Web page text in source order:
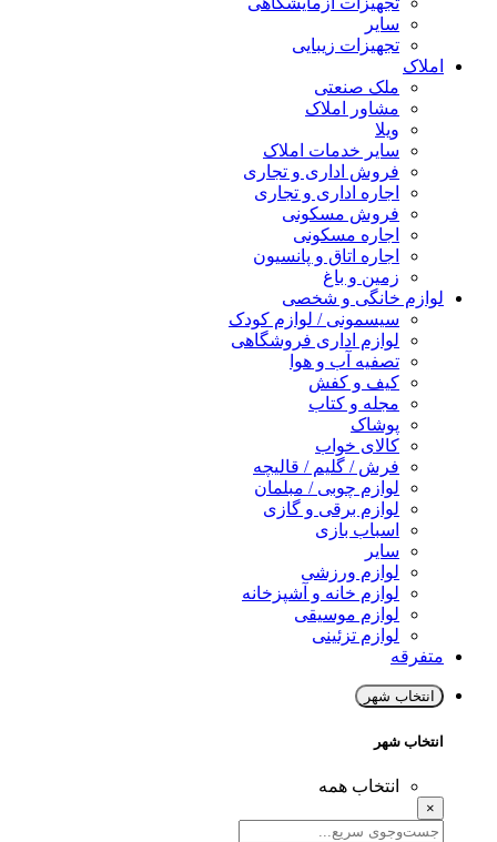
سایر
تجهیزات زیبایی
املاک
ملک صنعتی
مشاور املاک
ویلا
سایر خدمات املاک
فروش اداری و تجاری
اجاره اداری و تجاری
فروش مسکونی
اجاره مسکونی
اجاره اتاق و پانسیون
زمین و باغ
لوازم خانگی و شخصی
سیسمونی / لوازم کودک
لوازم اداری فروشگاهی
تصفیه آب و هوا
کیف و کفش
مجله و کتاب
پوشاک
کالای خواب
فرش / گلیم / قالیچه
لوازم چوبی / مبلمان
لوازم برقی و گازی
اسباب بازی
سایر
لوازم ورزشی
لوازم خانه و آشپزخانه
لوازم موسیقی
لوازم تزئینی
متفرقه
انتخاب شهر
انتخاب شهر
انتخاب همه
×